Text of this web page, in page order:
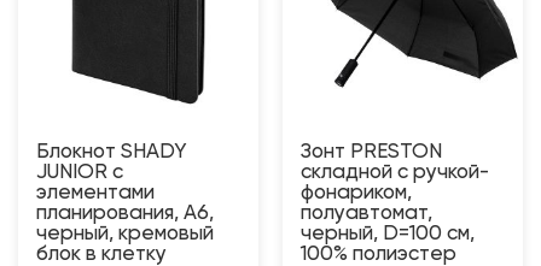
Блокнот SHADY
JUNIOR с
элементами
планирования, А6,
черный, кремовый
блок в клетку
Зонт PRESTON
складной с ручкой-
фонариком,
полуавтомат,
черный, D=100 см,
100% полиэстер